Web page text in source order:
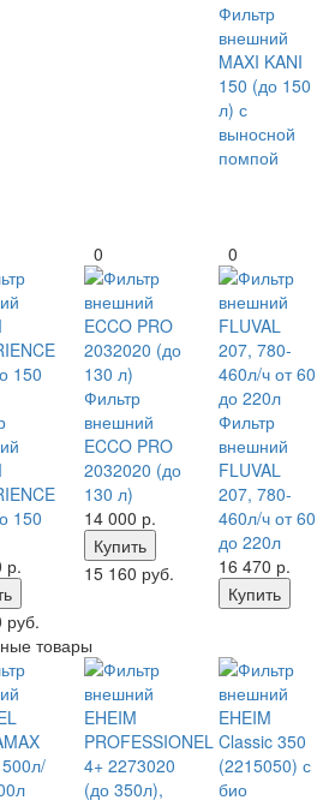
Фильтр
внешний
MAXI KANI
150 (до 150
л) с
выносной
помпой
150
р.
руб.
0
Фильтр
внешний
ECCO PRO
2032020 (до
130 л)
14 000 р.
Купить
15 160 руб.
0
Фильтр
внешний
FLUVAL
207, 780-
460л/ч от 60
до 220л
16 470 р.
Купить
товары